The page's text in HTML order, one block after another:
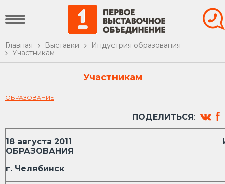
Главная Выставки
Индустрия образования
Участникам
Участникам
ОБРАЗОВАНИЕ
ПОДЕЛИТЬСЯ:
18 августа 2011
ОБРАЗОВАНИЯ
г. Челябинск